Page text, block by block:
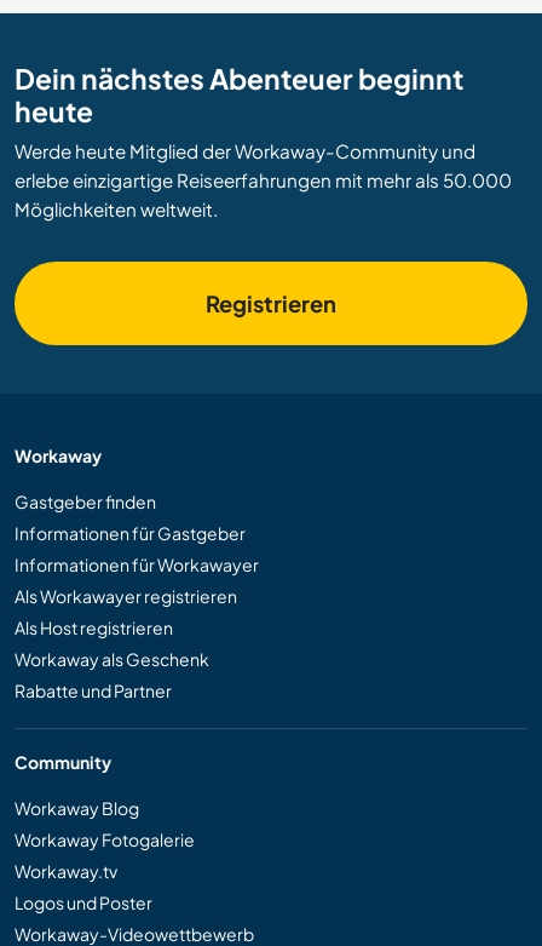
Dein nächstes Abenteuer beginnt
heute
Werde heute Mitglied der Workaway-Community und
erlebe einzigartige Reiseerfahrungen mit mehr als 50.000
Möglichkeiten weltweit.
Registrieren
Workaway
Gastgeber finden
Informationen für Gastgeber
Informationen für Workawayer
Als Workawayer registrieren
Als Host registrieren
Workaway als Geschenk
Rabatte und Partner
Community
Workaway Blog
Workaway Fotogalerie
Workaway.tv
Logos und Poster
Workaway-Videowettbewerb